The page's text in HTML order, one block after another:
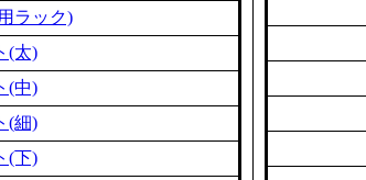
ラック)
(太)
(中)
(細)
(下)